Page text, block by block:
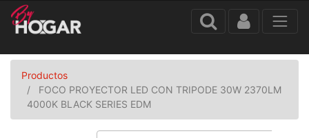
Productos
FOCO PROYECTOR LED CON TRIPODE 30W 2370LM
4000K BLACK SERIES EDM